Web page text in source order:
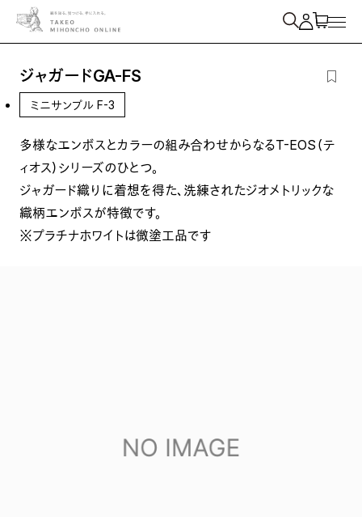
紙を検索
ジャガードGA-FS
ミニサンプル F-3
多様なエンボスとカラーの組み合わせからなるT-EOS（テ
ィオス）シリーズのひとつ。
ジャガード織りに着想を得た、洗練されたジオメトリックな
織柄エンボスが特徴です。
※プラチナホワイトは微塗工品です